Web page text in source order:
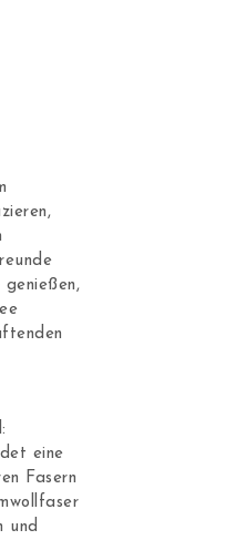
eine
Fasern
und